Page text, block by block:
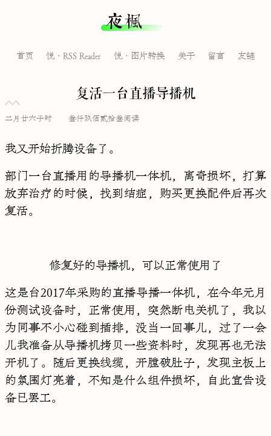
夜枫
首页 悦·RSS Reader 悦·图片转换 关于 留言 友链
复活一台直播导播机
二月廿六子时 叁仟玖佰贰拾叁阅读
我又开始折腾设备了。
部门一台直播用的导播机一体机，离奇损坏，打算
放弃治疗的时候，找到结症，购买更换配件后再次
复活。
修复好的导播机，可以正常使用了
这是台2017年采购的直播导播一体机，在今年元月
份测试设备时，正常使用，突然断电关机了，我以
为同事不小心碰到插排，没当一回事儿，过了一会
儿我准备从导播机拷贝一些资料时，发现再也无法
开机了。随后更换线缆，开膛破肚子，发现主板上
的氛围灯亮着，不知是什么组件损坏，自此宣告设
备已罢工。